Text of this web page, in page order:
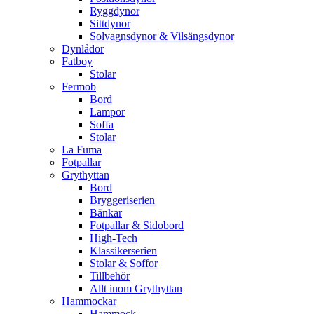
Ryggdynor
Sittdynor
Solvagnsdynor & Vilsängsdynor
Dynlådor
Fatboy
Stolar
Fermob
Bord
Lampor
Soffa
Stolar
La Fuma
Fotpallar
Grythyttan
Bord
Bryggeriserien
Bänkar
Fotpallar & Sidobord
High-Tech
Klassikerserien
Stolar & Soffor
Tillbehör
Allt inom Grythyttan
Hammockar